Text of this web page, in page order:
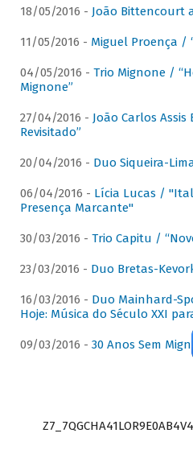
18/05/2016 - João Bittencourt
11/05/2016 - Miguel Proença /
04/05/2016 - Trio Mignone /
Mignone”
27/04/2016 - João Carlos
Revisitado”
20/04/2016 - Duo Siqueira-
06/04/2016 - Lícia Lucas /
Presença Marcante"
30/03/2016 - Trio Capitu /
23/03/2016 - Duo Bretas-
16/03/2016 - Duo Mainhard-
Hoje: Música do Século XXI
09/03/2016 - 30 Anos Sem